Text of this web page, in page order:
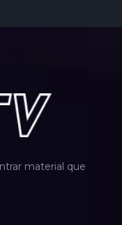
material que